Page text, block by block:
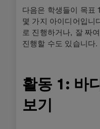
다음은 학생들이 목표
몇 가지 아이디어입니
로 진행하거나, 잘 짜
진행할 수도 있습니다.
활동 1: 바
보기